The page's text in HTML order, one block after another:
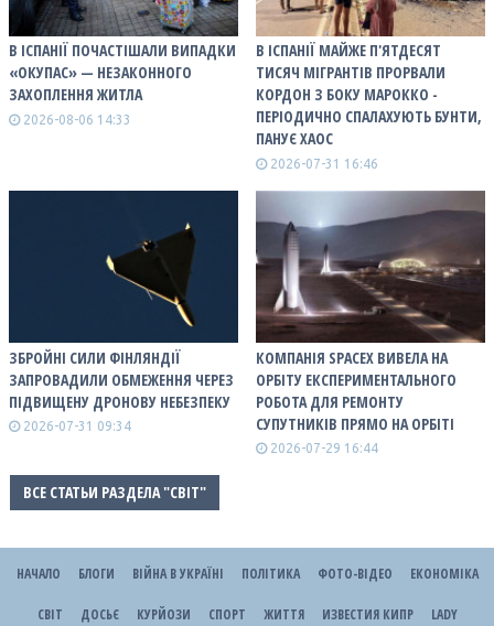
В ІСПАНІЇ ПОЧАСТІШАЛИ ВИПАДКИ
«ОКУПАС» — НЕЗАКОННОГО
ЗАХОПЛЕННЯ ЖИТЛА
2026-08-06 14:33
В ІСПАНІЇ МАЙЖЕ П'ЯТДЕСЯТ
ТИСЯЧ МІГРАНТІВ ПРОРВАЛИ
КОРДОН З БОКУ МАРОККО -
ПЕРІОДИЧНО СПАЛАХУЮТЬ БУНТИ,
ПАНУЄ ХАОС
2026-07-31 16:46
ЗБРОЙНІ СИЛИ ФІНЛЯНДІЇ
ЗАПРОВАДИЛИ ОБМЕЖЕННЯ ЧЕРЕЗ
ПІДВИЩЕНУ ДРОНОВУ НЕБЕЗПЕКУ
2026-07-31 09:34
КОМПАНІЯ SPACEX ВИВЕЛА НА
ОРБІТУ ЕКСПЕРИМЕНТАЛЬНОГО
РОБОТА ДЛЯ РЕМОНТУ
СУПУТНИКІВ ПРЯМО НА ОРБІТІ
2026-07-29 16:44
ВСЕ СТАТЬИ РАЗДЕЛА "СВІТ"
НАЧАЛО БЛОГИ ВІЙНА В УКРАЇНІ ПОЛІТИКА ФОТО-ВІДЕО ЕКОНОМІКА
СВІТ ДОСЬЄ КУРЙОЗИ СПОРТ ЖИТТЯ ИЗВЕСТИЯ КИПР LADY